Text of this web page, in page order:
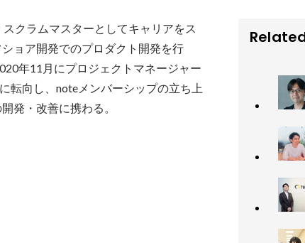
クラムマスターとしてキャリアをス
ョア開発でのプロダクト開発を行
年11月にプロジェクトマネージャー
転向し、noteメンバーシップの立ち上
発・改善に携わる。